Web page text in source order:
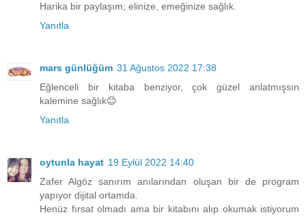
Harika bir paylaşım; elinize, emeğinize sağlık.
Yanıtla
mars günlüğüm 31 Ağustos 2022 17:38
Eğlenceli bir kitaba benziyor, çok güzel anlatmışsın
kalemine sağlık😊
Yanıtla
oytunla hayat 19 Eylül 2022 14:40
Zafer Algöz sanırım anılarından oluşan bir de program
yapıyor dijital ortamda.
Henüz fırsat olmadı ama bir kitabını alıp okumak istiyorum